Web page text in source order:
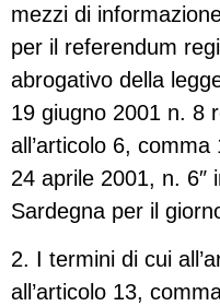
mezzi di
per il referendum
abrogativo della
19 giugno 2001 n. 8
all’articolo 6,
24 aprile 2001, n. 6″
Sardegna per il
2. I termini di cui
all’articolo 13,